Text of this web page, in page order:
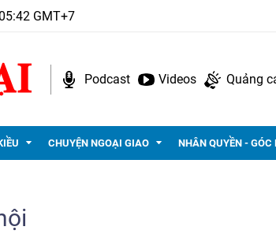
GMT+7
Podcast Videos Quảng
CHUYỆN NGOẠI GIAO NHÂN QUYỀN -